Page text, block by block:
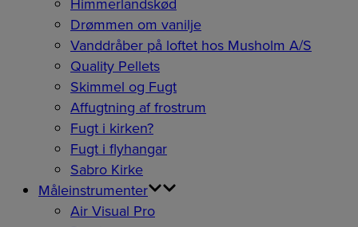
Drømmen om vanilje
Vanddråber på loftet hos Musholm A/S
Quality Pellets
Skimmel og Fugt
Affugtning af frostrum
Fugt i kirken?
Fugt i flyhangar
Sabro Kirke
Måleinstrumenter
Air Visual Pro